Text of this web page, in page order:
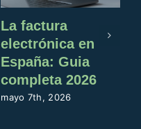
La factura
electrónica en
España: Guia
completa 2026
mayo 7th, 2026